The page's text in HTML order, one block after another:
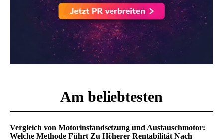
Am beliebtesten
Vergleich von Motorinstandsetzung und Austauschmotor:
Welche Methode Führt Zu Höherer Rentabilität Nach